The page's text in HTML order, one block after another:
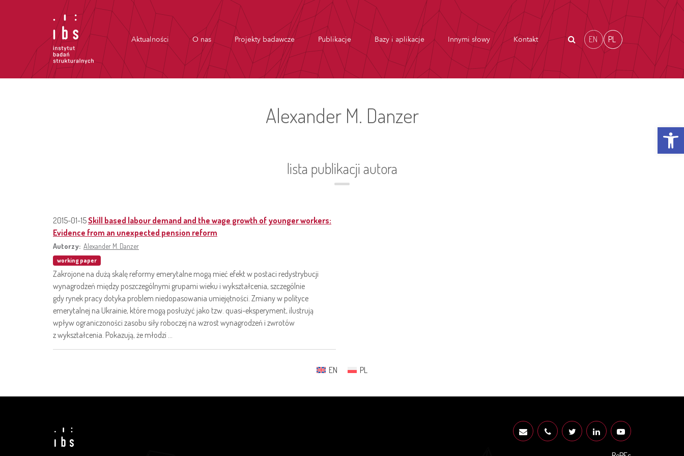
Otwórz
Aktualności O nas Projekty badawcze Publikacje Bazy i aplikacje Innymi słowy Kontakt EN PL
Alexander M. Danzer
lista publikacji autora
2015-01-15Skill based labour demand and the wage growth of younger workers:
Evidence from an unexpected pension reform
Autorzy: Alexander M. Danzer
working paper
Zakrojone na dużą skalę reformy emerytalne mogą mieć efekt w postaci redystrybucji
wynagrodzeń między poszczególnymi grupami wieku i wykształcenia, szczególnie
gdy rynek pracy dotyka problem niedopasowania umiejętności. Zmiany w polityce
emerytalnej na Ukrainie, które mogą posłużyć jako tzw. quasi-eksperyment, ilustrują
wpływ ograniczoności zasobu siły roboczej na wzrost wynagrodzeń i zwrotów
z wykształcenia. Pokazują, że młodzi ...
EN PL